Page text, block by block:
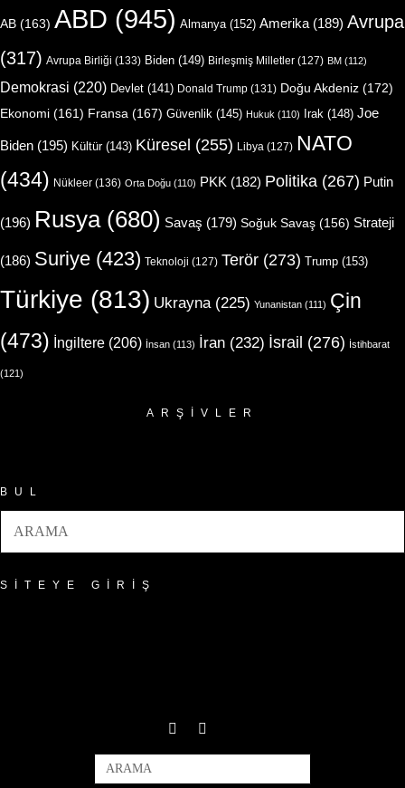
AB (163) ABD (945) Almanya(152) Amerika (189) Avrupa
(317) Avrupa Birliği (133) Biden (149) Birleşmiş Milletler (127) BM (112)
Demokrasi (220) Devlet (141) Donald Trump (131) Doğu Akdeniz (172)
Ekonomi (161) Fransa (167) Güvenlik (145) Hukuk (110) Irak (148) Joe
Biden (195) Kültür(143) Küresel (255) Libya (127) NATO
(434) Nükleer (136) Orta Doğu (110) PKK (182) Politika (267) Putin
(196) Rusya(680) Savaş (179) Soğuk Savaş (156) Strateji
(186) Suriye (423) Teknoloji (127) Terör (273) Trump (153)
Türkiye (813) Ukrayna(225) Yunanistan (111) Çin
(473) İngiltere (206) İnsan (113) İran (232) İsrail (276) İstihbarat
(121)
ARŞIVLER
BUL
SITEYE GIRIŞ